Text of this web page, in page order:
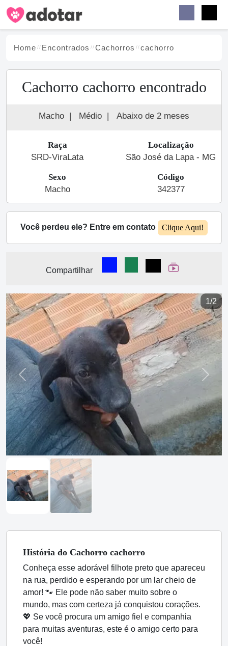
Home Encontrados Cachorros cachorro
Cachorro cachorro encontrado
Macho | Médio | Abaixo de 2 meses
Raça
SRD-ViraLata
Localização
São José da Lapa - MG
Sexo
Macho
Código
342377
Você perdeu ele? Entre em contato Clique Aqui!
Compartilhar
Compartilhar no Facebook
Compartilhar no
Compartilhar
Ver Web Story
1/2
Previous Next
História do Cachorro cachorro
Conheça esse adorável filhote preto que apareceu
na rua, perdido e esperando por um lar cheio de
amor! 🐾 Ele pode não saber muito sobre o
mundo, mas com certeza já conquistou corações.
💖 Se você procura um amigo fiel e companhia
para muitas aventuras, este é o amigo certo para
você!